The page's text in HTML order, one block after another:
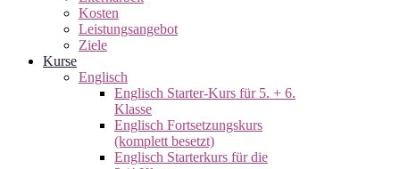
Kosten
Leistungsangebot
Ziele
Kurse
Englisch
Englisch Starter-Kurs für 5. + 6.
Klasse
Englisch Fortsetzungskurs
(komplett besetzt)
Englisch Starterkurs für die